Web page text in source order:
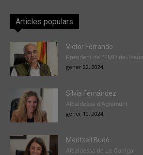
Articles populars
Victor Ferrando
President de l'EMD de Jesús
gener 22, 2024
Sílvia Fernández
Alcaldessa d'Agramunt
gener 10, 2024
Meritxell Budó
Alcaldessa de La Garriga